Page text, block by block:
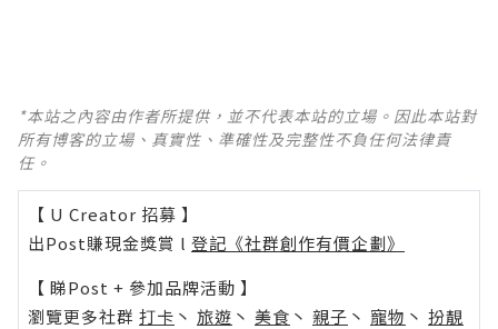
*本站之內容由作者所提供，並不代表本站的立場。因此本站對
所有博客的立場、真實性、準確性及完整性不負任何法律責
任。
【 U Creator 招募 】
出Post賺現金獎賞 l 登記《社群創作有價企劃》
【 睇Post + 參加品牌活動 】
瀏覽更多社群 打卡 丶 旅遊 丶 美食 丶 親子 丶 寵物 丶 扮靚